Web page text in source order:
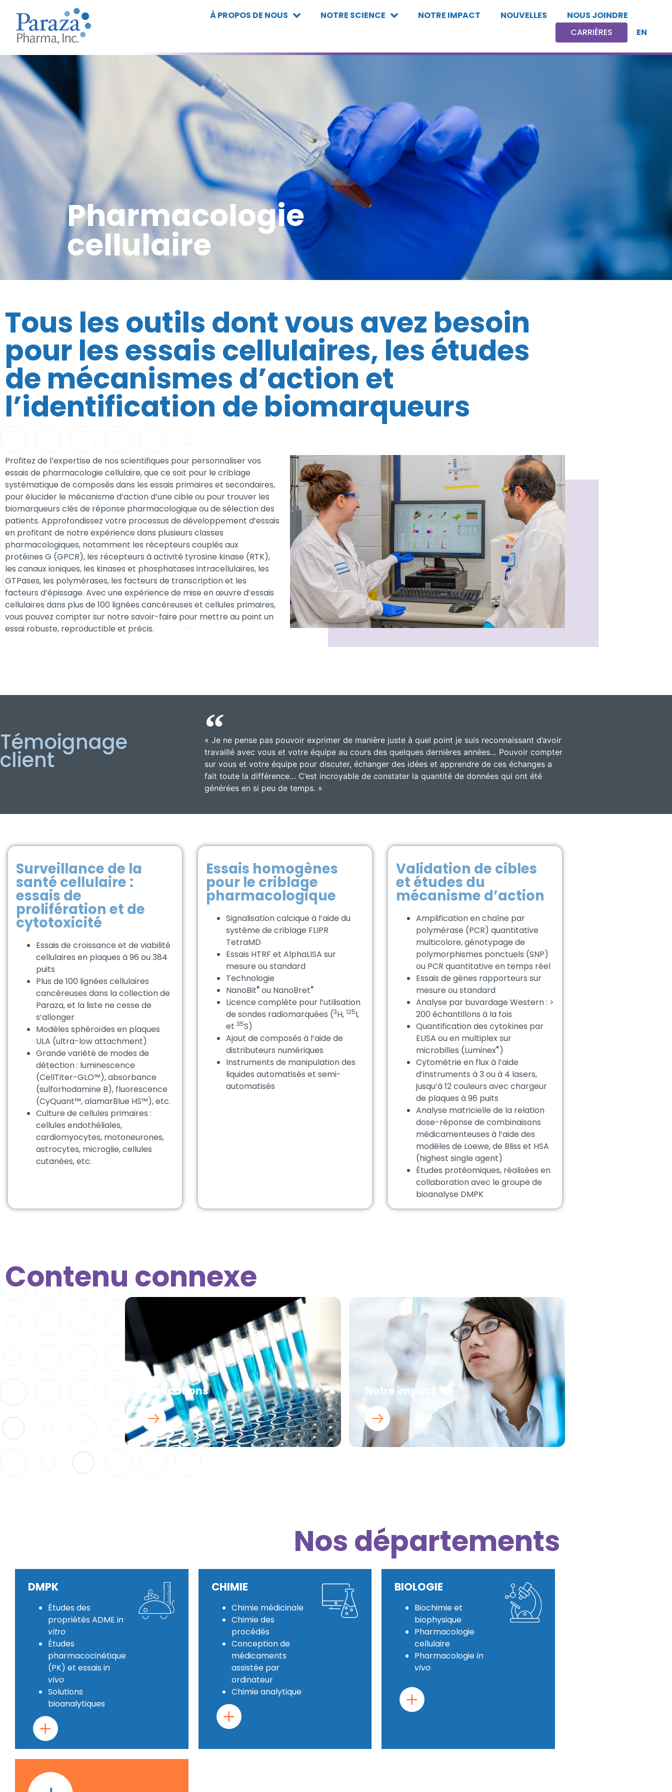
À PROPOS DE NOUS NOTRE SCIENCE NOTRE IMPACT NOUVELLES
NOUS JOINDRE
CARRIÈRES
CARRIÈRES
EN
Pharmacologie
cellulaire
Tous les outils dont vous avez besoin
pour les essais cellulaires, les études
de mécanismes d’action et
l’identification de biomarqueurs
Profitez de l’expertise de nos scientifiques pour personnaliser vos
essais de pharmacologie cellulaire, que ce soit pour le criblage
systématique de composés dans les essais primaires et secondaires,
pour élucider le mécanisme d’action d’une cible ou pour trouver les
biomarqueurs clés de réponse pharmacologique ou de sélection des
patients. Approfondissez votre processus de développement d’essais
en profitant de notre expérience dans plusieurs classes
pharmacologiques, notamment les récepteurs couplés aux
protéines G (GPCR), les récepteurs à activité tyrosine kinase (RTK),
les canaux ioniques, les kinases et phosphatases intracellulaires, les
GTPases, les polymérases, les facteurs de transcription et les
facteurs d’épissage. Avec une expérience de mise en œuvre d’essais
cellulaires dans plus de 100 lignées cancéreuses et cellules primaires,
vous pouvez compter sur notre savoir-faire pour mettre au point un
essai robuste, reproductible et précis.
Témoignage
client
« Je ne pense pas pouvoir exprimer de manière juste à quel point je suis reconnaissant d’avoir
travaillé avec vous et votre équipe au cours des quelques dernières années… Pouvoir compter
sur vous et votre équipe pour discuter, échanger des idées et apprendre de ces échanges a
fait toute la différence… C’est incroyable de constater la quantité de données qui ont été
générées en si peu de temps. »
Surveillance de la
santé cellulaire :
essais de
prolifération et de
cytotoxicité
Essais de croissance et de viabilité
cellulaires en plaques à 96 ou 384
puits
Plus de 100 lignées cellulaires
cancéreuses dans la collection de
Paraza, et la liste ne cesse de
s’allonger
Modèles sphéroïdes en plaques
ULA (ultra-low attachment)
Grande variété de modes de
détection : luminescence
(CellTiter-GLO™), absorbance
(sulforhodamine B), fluorescence
(CyQuant™, alamarBlue HS™), etc.
Culture de cellules primaires :
cellules endothéliales,
cardiomyocytes, motoneurones,
astrocytes, microglie, cellules
cutanées, etc.
Essais homogènes
pour le criblage
pharmacologique
Signalisation calcique à l’aide du
système de criblage FLIPR
TetraMD
Essais HTRF et AlphaLISA sur
mesure ou standard
Technologie
NanoBit® ou NanoBret®
Licence complète pour l’utilisation
de sondes radiomarquées (3H, 125I,
et 35S)
Ajout de composés à l’aide de
distributeurs numériques
Instruments de manipulation des
liquides automatisés et semi-
automatisés
Validation de cibles
et études du
mécanisme d’action
Amplification en chaîne par
polymérase (PCR) quantitative
multicolore, génotypage de
polymorphismes ponctuels (SNP)
ou PCR quantitative en temps réel
Essais de gènes rapporteurs sur
mesure ou standard
Analyse par buvardage Western : >
200 échantillons à la fois
Quantification des cytokines par
ELISA ou en multiplex sur
microbilles (Luminex®)
Cytométrie en flux à l’aide
d’instruments à 3 ou à 4 lasers,
jusqu’à 12 couleurs avec chargeur
de plaques à 96 puits
Analyse matricielle de la relation
dose-réponse de combinaisons
médicamenteuses à l’aide des
modèles de Loewe, de Bliss et HSA
(highest single agent)
Études protéomiques, réalisées en
collaboration avec le groupe de
bioanalyse DMPK
Contenu connexe
Publications Notre impact
Nos départements
DMPK
Études des
propriétés ADME in
vitro
Études
pharmacocinétique
(PK) et essais in
vivo
Solutions
bioanalytiques
CHIMIE
Chimie médicinale
Chimie des
procédés
Conception de
médicaments
assistée par
ordinateur
Chimie analytique
BIOLOGIE
Biochimie et
biophysique
Pharmacologie
cellulaire
Pharmacologiein
vivo